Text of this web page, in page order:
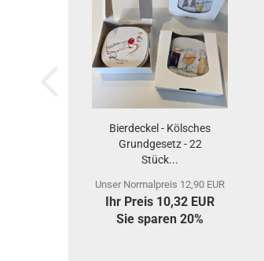
Bierdeckel - Kölsches
Grundgesetz - 22
Stück...
Unser Normalpreis 12,90 EUR
Ihr Preis 10,32 EUR
Sie sparen 20%